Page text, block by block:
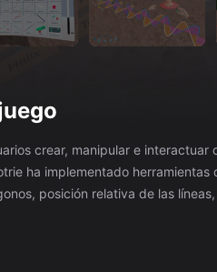
crear, manipular e
posición relativa de las